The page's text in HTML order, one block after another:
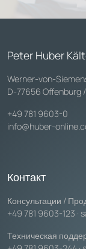
Peter Huber
Werner-von-
D-77656 Offenburg
+49 781 9603-0
info@huber-
Контакт
Консультации /
+49 781 9603-123 ·
Техническая